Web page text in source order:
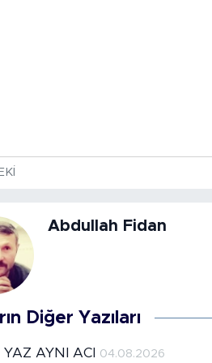
Abdullah Fidan
Diğer Yazıları
YAZ AYNI ACI 04.08.2026